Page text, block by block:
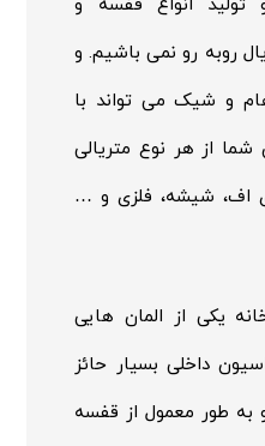
روبه رو نمی باشیم. و
و شیک می تواند با
از هر نوع متریالی
اف، شیشه، فلزی و …
یکی از المان هایی
داخلی بسیار حائز
طور معمول از قفسه